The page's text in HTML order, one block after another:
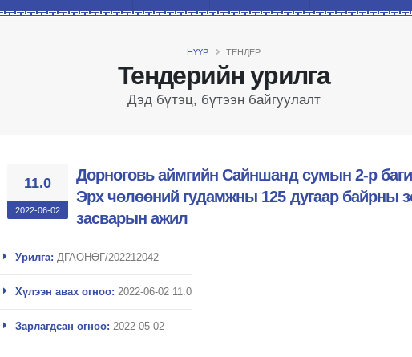
Тендерийн урилга
Дэд бүтэц, бүтээн байгуулалт
НҮҮР ТЕНДЕР
11.0
2022-06-02
Дорноговь аймгийн Сайншанд сумын 2-р
Эрх чөлөөний гудамжны 125 дугаар байрны
засварын ажил
Урилга: ДГАОНӨГ/202212042
Хүлээн авах огноо: 2022-06-02 11.0
Зарлагдсан огноо: 2022-05-02